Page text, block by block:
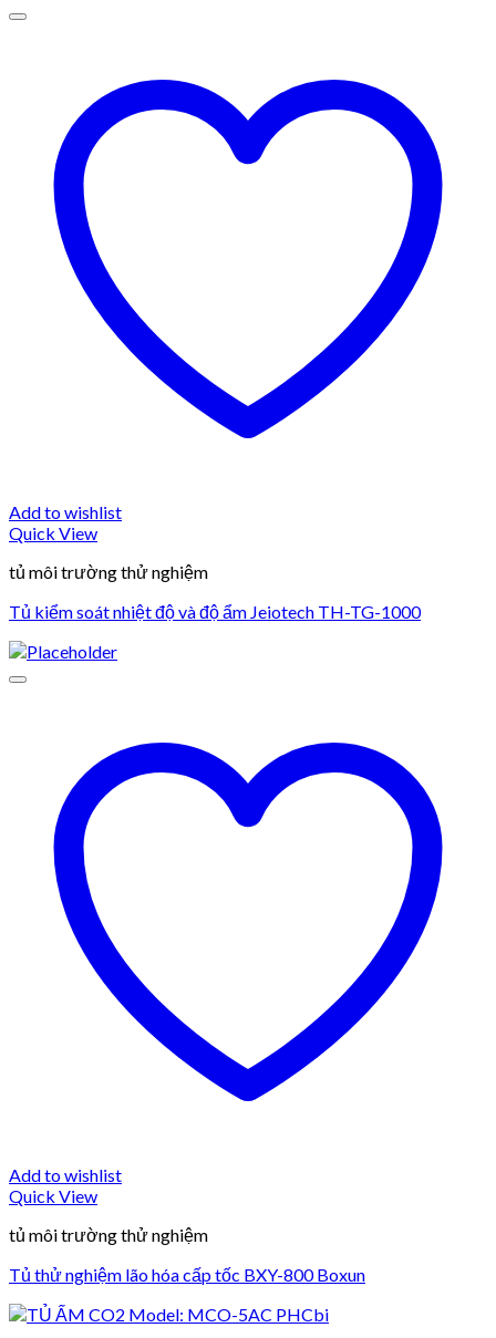
Add to wishlist
Quick View
tủ môi trường thử nghiệm
Tủ kiểm soát nhiệt độ và độ ẩm Jeiotech TH-TG-1000
Add to wishlist
Quick View
tủ môi trường thử nghiệm
Tủ thử nghiệm lão hóa cấp tốc BXY-800 Boxun